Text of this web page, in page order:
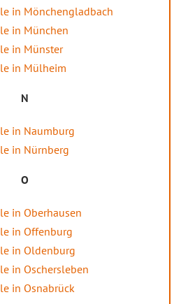
in Mönchengladbach
in München
in Münster
in Mülheim
N
in Naumburg
in Nürnberg
O
in Oberhausen
in Offenburg
in Oldenburg
in Oschersleben
in Osnabrück